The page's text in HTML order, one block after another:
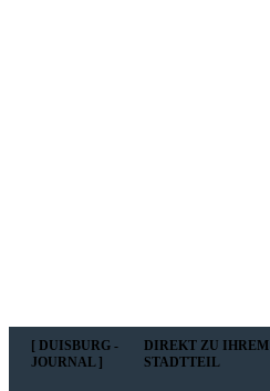
[ DUISBURG -
JOURNAL ]
DIREKT ZU IHREM
STADTTEIL